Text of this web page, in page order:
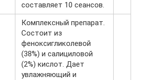
составляет 10 сеансов.
Комплексный препарат.
Состоит из
феноксигликолевой
(38%) и салициловой
(2%) кислот. Дает
увлажняющий и